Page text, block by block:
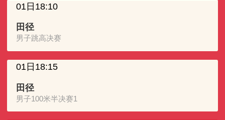
01日18:10
田径
男子跳高决赛
01日18:15
田径
男子100米半决赛1